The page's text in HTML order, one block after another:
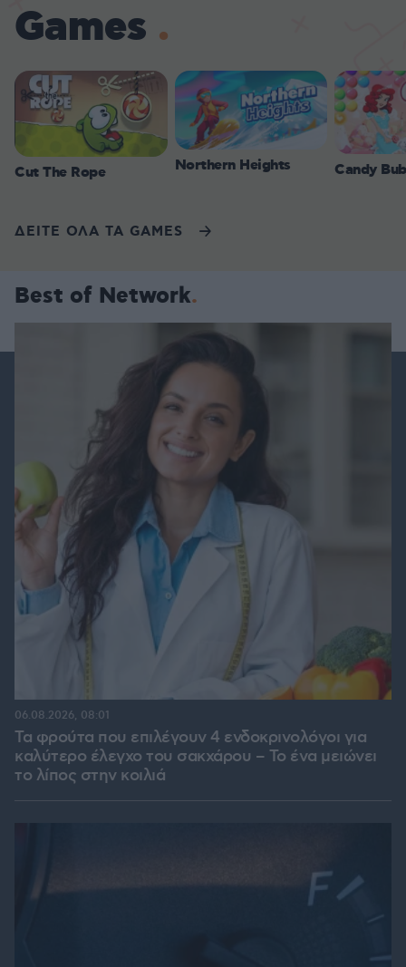
Games
Cut The Rope Northern Heights Candy
ΔΕΙΤΕ ΟΛΑ ΤΑ GAMES
Best of Network
Τα φρούτα που επιλέγουν 4 ενδοκρινολόγοι για
καλύτερο έλεγχο του σακχάρου – Το ένα μειώνει
το λίπος στην κοιλιά
06.08.2026, 08:01